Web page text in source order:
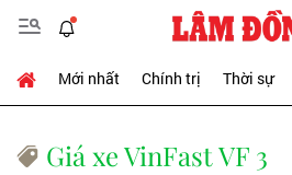
Mới nhất Chính trị Thời sự
Giá xe VinFast VF 3